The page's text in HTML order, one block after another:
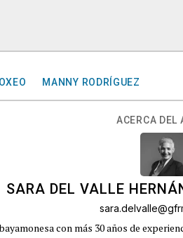
MANNY RODRÍGUEZ
ACERCA DEL
SARA DEL VALLE
con más 30 años de